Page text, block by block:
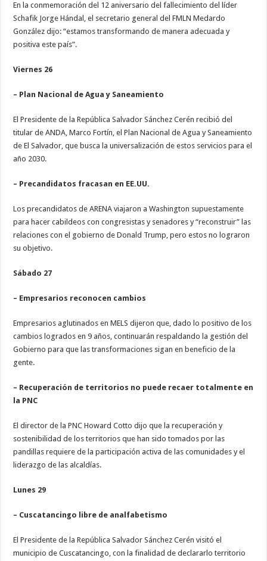
En la conmemoración del 12 aniversario del fallecimiento del líder
Schafik Jorge Hándal, el secretario general del FMLN Medardo
González dijo: “estamos transformando de manera adecuada y
positiva este país”.
Viernes 26
– Plan Nacional de Agua y Saneamiento
El Presidente de la República Salvador Sánchez Cerén recibió del
titular de ANDA, Marco Fortín, el Plan Nacional de Agua y Saneamiento
de El Salvador, que busca la universalización de estos servicios para el
año 2030.
– Precandidatos fracasan en EE.UU.
Los precandidatos de ARENA viajaron a Washington supuestamente
para hacer cabildeos con congresistas y senadores y “reconstruir” las
relaciones con el gobierno de Donald Trump, pero estos no lograron
su objetivo.
Sábado 27
– Empresarios reconocen cambios
Empresarios aglutinados en MELS dijeron que, dado lo positivo de los
cambios logrados en 9 años, continuarán respaldando la gestión del
Gobierno para que las transformaciones sigan en beneficio de la
gente.
– Recuperación de territorios no puede recaer totalmente en
la PNC
El director de la PNC Howard Cotto dijo que la recuperación y
sostenibilidad de los territorios que han sido tomados por las
pandillas requiere de la participación activa de las comunidades y el
liderazgo de las alcaldías.
Lunes 29
– Cuscatancingo libre de analfabetismo
El Presidente de la República Salvador Sánchez Cerén visitó el
municipio de Cuscatancingo, con la finalidad de declararlo territorio